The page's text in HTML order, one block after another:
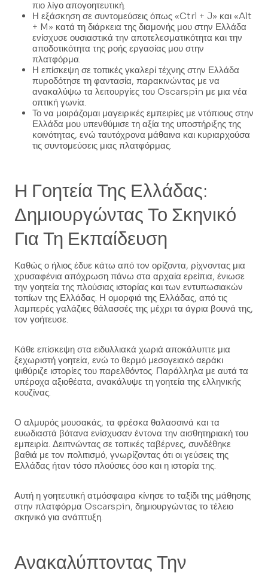
πιο λίγο απογοητευτική.
Η εξάσκηση σε συντομεύσεις όπως «Ctrl + J» και «Alt
+ M» κατά τη διάρκεια της διαμονής μου στην Ελλάδα
ενίσχυσε ουσιαστικά την αποτελεσματικότητα και την
αποδοτικότητα της ροής εργασίας μου στην
πλατφόρμα.
Η επίσκεψη σε τοπικές γκαλερί τέχνης στην Ελλάδα
πυροδότησε τη φαντασία, παρακινώντας με να
ανακαλύψω τα λειτουργίες του Oscarspin με μια νέα
οπτική γωνία.
Το να μοιράζομαι μαγειρικές εμπειρίες με ντόπιους στην
Ελλάδα μου υπενθύμισε τη αξία της υποστήριξης της
κοινότητας, ενώ ταυτόχρονα μάθαινα και κυριαρχούσα
τις συντομεύσεις μιας πλατφόρμας.
Η Γοητεία Της Ελλάδας:
Δημιουργώντας Το Σκηνικό
Για Τη Εκπαίδευση
Καθώς ο ήλιος έδυε κάτω από τον ορίζοντα, ρίχνοντας μια
χρυσαφένια απόχρωση πάνω στα αρχαία ερείπια, ένιωσε
την γοητεία της πλούσιας ιστορίας και των εντυπωσιακών
τοπίων της Ελλάδας. Η ομορφιά της Ελλάδας, από τις
λαμπερές γαλάζιες θάλασσές της μέχρι τα άγρια βουνά της,
τον γοήτευσε.
Κάθε επίσκεψη στα ειδυλλιακά χωριά αποκάλυπτε μια
ξεχωριστή γοητεία, ενώ το θερμό μεσογειακό αεράκι
ψιθύριζε ιστορίες του παρελθόντος. Παράλληλα με αυτά τα
υπέροχα αξιοθέατα, ανακάλυψε τη γοητεία της ελληνικής
κουζίνας.
Ο αλμυρός μουσακάς, τα φρέσκα θαλασσινά και τα
ευωδιαστά βότανα ενίσχυσαν έντονα την αισθητηριακή του
εμπειρία. Δειπνώντας σε τοπικές ταβέρνες, συνδέθηκε
βαθιά με τον πολιτισμό, γνωρίζοντας ότι οι γεύσεις της
Ελλάδας ήταν τόσο πλούσιες όσο και η ιστορία της.
Αυτή η γοητευτική ατμόσφαιρα κίνησε το ταξίδι της μάθησης
στην πλατφόρμα Oscarspin, δημιουργώντας το τέλειο
σκηνικό για ανάπτυξη.
Ανακαλύπτοντας Την